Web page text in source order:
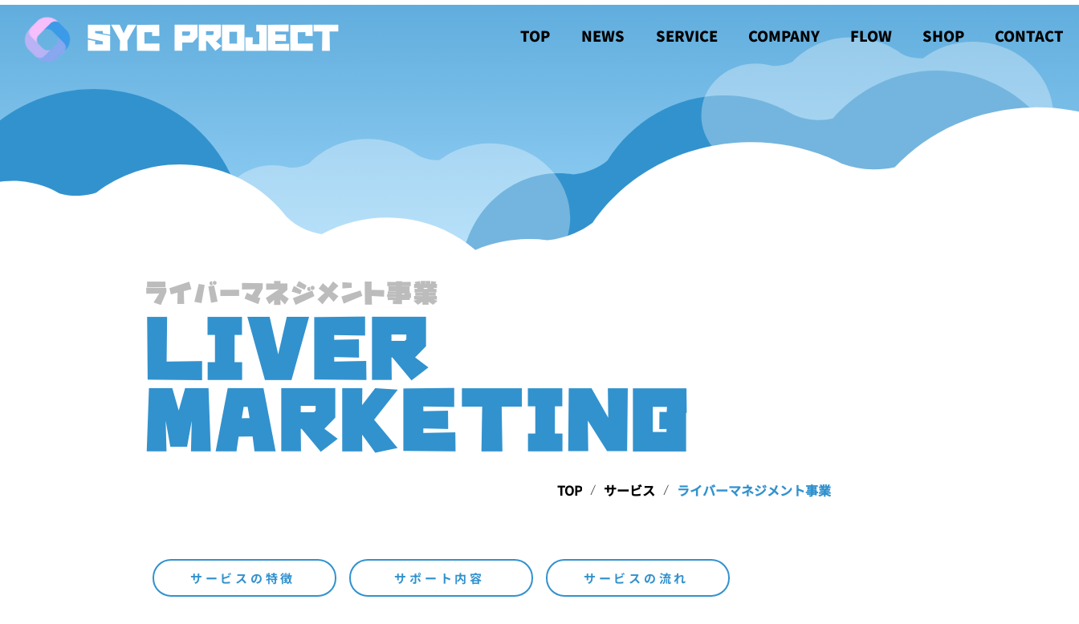
SYC PROJECT TOP NEWS SERVICE COMPANY FLOW SHOP CONTACT
ライバーマネジメント事業
LIVER
MARKETING
TOP / サービス / ライバーマネジメント事業
サービスの特徴 サポート内容 サービスの流れ